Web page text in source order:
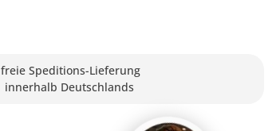
freie Speditions-Lieferung
innerhalb Deutschlands